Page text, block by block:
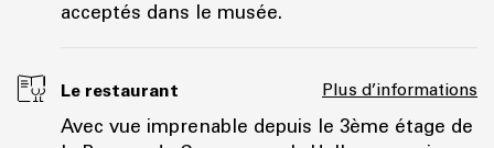
acceptés dans le musée.
Le restaurant Plus d’informations
Avec vue imprenable depuis le 3ème étage de